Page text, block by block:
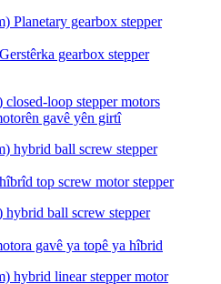
gearbox stepper
gavê yên girtî
top screw motor stepper
gavê ya topê ya hîbrid